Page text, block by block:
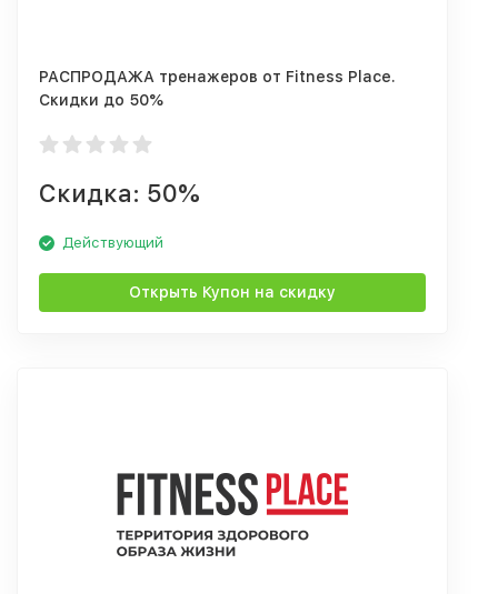
РАСПРОДАЖА тренажеров от Fitness Place.
Скидки до 50%
Скидка: 50%
Действующий
Открыть Купон на скидку